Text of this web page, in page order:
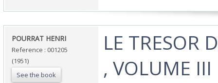
‎POURRAT HENRI‎
Reference : 001205
(1951)
See the book
‎LE TRESOR
, VOLUME III‎